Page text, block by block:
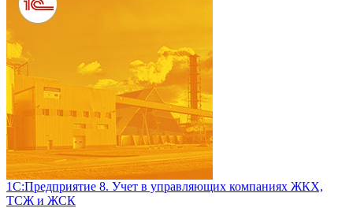
1С:Предприятие 8. Учет в управляющих компаниях ЖКХ,
ТСЖ и ЖСК